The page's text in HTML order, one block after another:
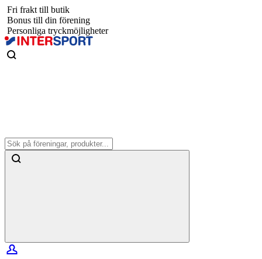
Fri frakt till butik
Bonus till din förening
Personliga tryckmöjligheter